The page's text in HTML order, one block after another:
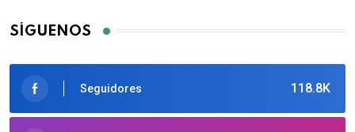
SÍGUENOS
118.8K
Seguidores